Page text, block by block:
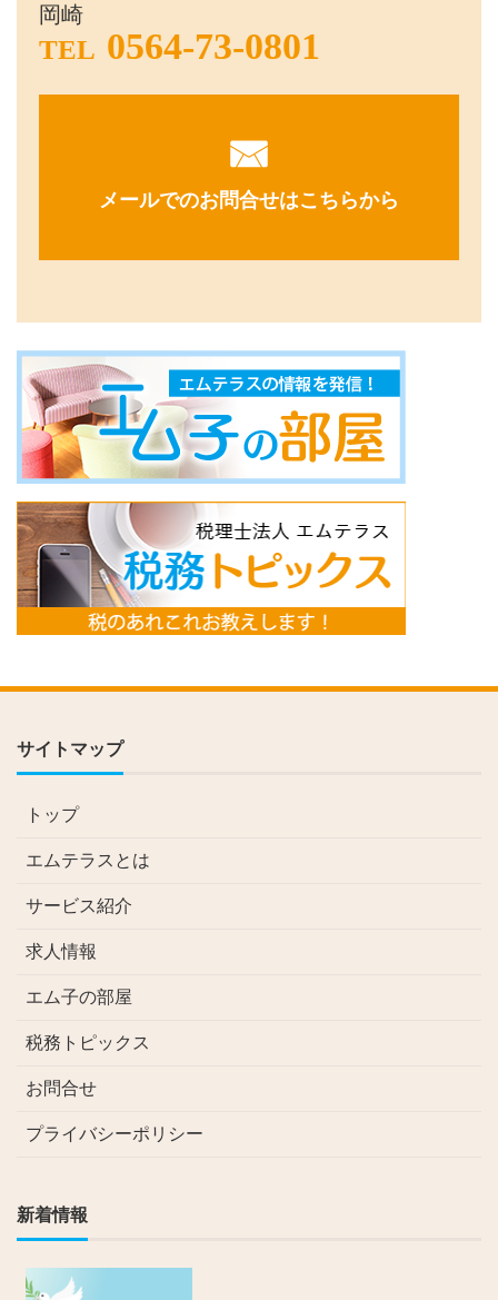
岡崎
TEL 0564-73-0801
メールでのお問合せはこちらから
サイトマップ
トップ
エムテラスとは
サービス紹介
求人情報
エム子の部屋
税務トピックス
お問合せ
プライバシーポリシー
新着情報